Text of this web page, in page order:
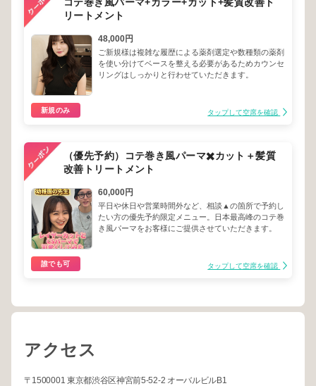
リートメント
48,000円
ご新規様は複雑な履歴による薬剤選定や数種類の薬剤
を使い分けてベースを整える必要があるためカウンセ
リングはしっかりと行わせていただきます。
新規のみ タップして空席を確認
（優先予約）コテ巻き風パーマ✖️カット＋髪質
改善トリートメント
60,000円
平日や休日や営業時間外など、相談▲の箇所で予約し
たい方の優先予約限定メニュー。日本最高峰のコテ巻
き風パーマをお客様にご提供させていただきます。
誰でも可 タップして空席を確認
アクセス
〒1500001 東京都渋谷区神宮前5-52-2 オーバルビルB1